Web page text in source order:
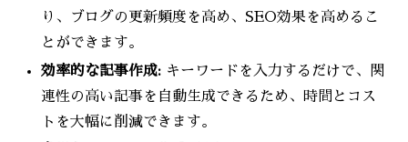
り、ブログの更新頻度を高め、SEO効果を高めるこ
とができます。
効率的な記事作成: キーワードを入力するだけで、関
連性の高い記事を自動生成できるため、時間とコス
トを大幅に削減できます。